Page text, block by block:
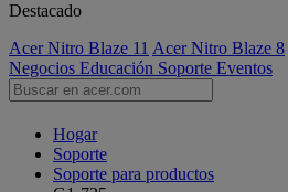
Destacado
Acer Nitro Blaze 11 Acer Nitro Blaze 8
Negocios Educación Soporte Eventos
Hogar
Soporte
Soporte para productos